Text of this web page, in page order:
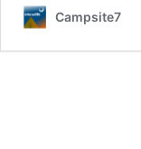
Campsite7